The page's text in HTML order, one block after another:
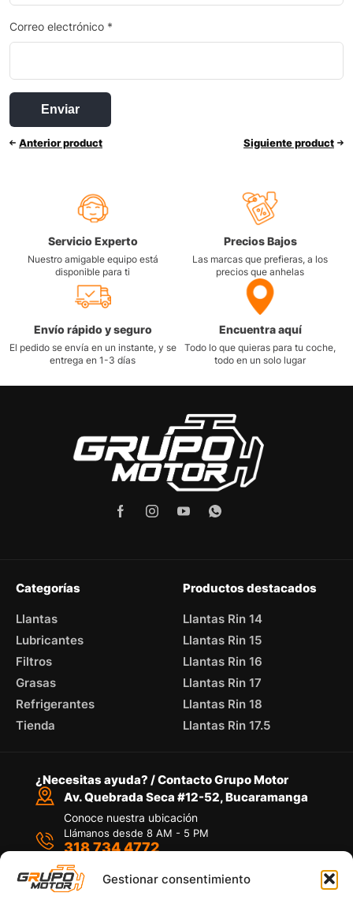
Gestionar consentimiento
Correo electrónico *
Anterior product Siguiente product
Servicio Experto
Nuestro amigable equipo está
disponible para ti
Precios Bajos
Las marcas que prefieras, a los
precios que anhelas
Envío rápido y seguro
El pedido se envía en un instante, y se
entrega en 1-3 días
Encuentra aquí
Todo lo que quieras para tu coche,
todo en un solo lugar
Categorías
Llantas
Lubricantes
Filtros
Grasas
Refrigerantes
Tienda
Productos destacados
Llantas Rin 14
Llantas Rin 15
Llantas Rin 16
Llantas Rin 17
Llantas Rin 18
Llantas Rin 17.5
¿Necesitas ayuda? / Contacto Grupo Motor
Av. Quebrada Seca #12-52, Bucaramanga
Conoce nuestra ubicación
Llámanos desde 8 AM - 5 PM
318 734 4772
Por medio de WhatsApp